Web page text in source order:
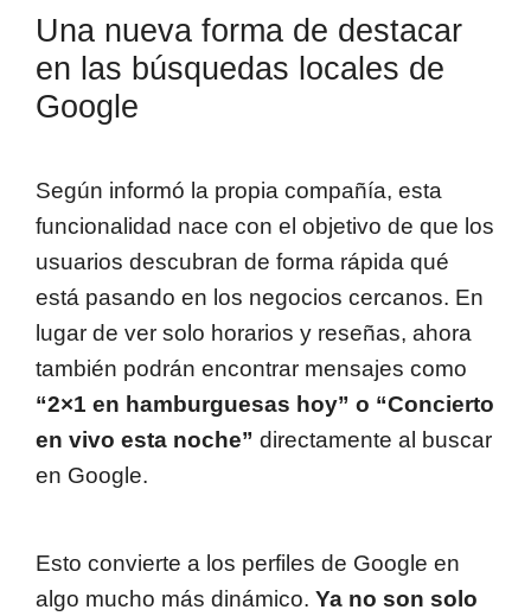
Una nueva forma de destacar
en las búsquedas locales de
Google
Según informó la propia compañía, esta
funcionalidad nace con el objetivo de que los
usuarios descubran de forma rápida qué
está pasando en los negocios cercanos. En
lugar de ver solo horarios y reseñas, ahora
también podrán encontrar mensajes como
“2×1 en hamburguesas hoy” o “Concierto
en vivo esta noche” directamente al buscar
en Google.
Esto convierte a los perfiles de Google en
algo mucho más dinámico. Ya no son solo